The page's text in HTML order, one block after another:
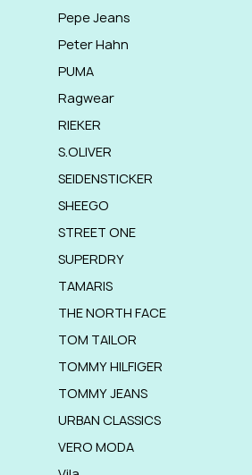
Pepe Jeans
Peter Hahn
PUMA
Ragwear
RIEKER
S.OLIVER
SEIDENSTICKER
SHEEGO
STREET ONE
SUPERDRY
TAMARIS
THE NORTH FACE
TOM TAILOR
TOMMY HILFIGER
TOMMY JEANS
URBAN CLASSICS
VERO MODA